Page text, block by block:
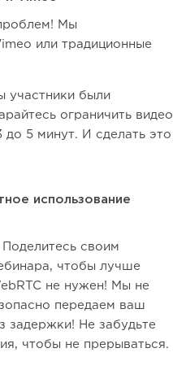
Мы
или традиционные
участники были
ограничить видео
5 минут. И сделать это
использование
своим
чтобы лучше
не нужен! Мы не
передаем ваш
задержки! Не забудьте
чтобы не прерываться.